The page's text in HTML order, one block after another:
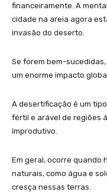
financeiramente. A
cidade na areia agora
invasão do deserto.
Se forem bem-
um enorme impacto
A desertificação é um
fértil e arável de regiões
improdutivo.
Em geral, ocorre quando
naturais, como água e
cresça nessas terras.